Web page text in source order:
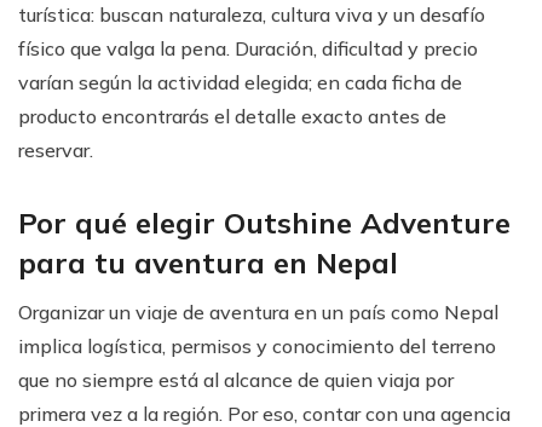
turística: buscan naturaleza, cultura viva y un desafío
físico que valga la pena. Duración, dificultad y precio
varían según la actividad elegida; en cada ficha de
producto encontrarás el detalle exacto antes de
reservar.
Por qué elegir Outshine Adventure
para tu aventura en Nepal
Organizar un viaje de aventura en un país como Nepal
implica logística, permisos y conocimiento del terreno
que no siempre está al alcance de quien viaja por
primera vez a la región. Por eso, contar con una agencia